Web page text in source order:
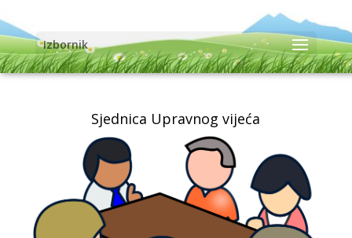
Izbornik
Sjednica Upravnog vijeća